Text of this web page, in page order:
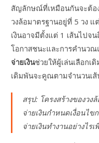
สัญลักษณ์ที่เหมือนกันจะต้อง
วงล้อมาตรฐานอยู่ที่ 5 วง
เงินอาจมีตั้งแต่ 1 เส้นไปจ
โอกาสชนะและการคำนวณ
จ่ายเงินช่วยให้ผู้เล่นเลือกเ
เดิมพันจะคูณตามจำนวนเส้
สรุป: โครงสร้างของว
จ่ายเงินกำหนดเงื่อนไข
จ่ายเงินทำงานอย่างไร